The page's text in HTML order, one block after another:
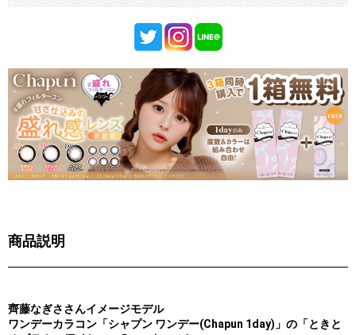
商品説明
齊藤なぎささんイメージモデル
ワンデーカラコン「シャプン ワンデー(Chapun 1day)」の「ときと